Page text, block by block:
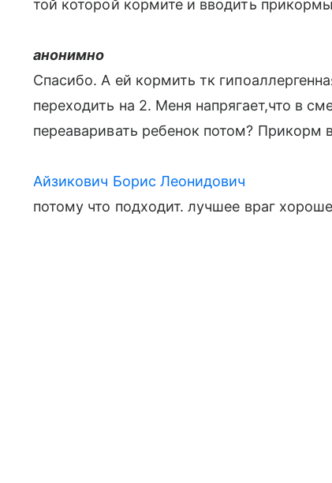
той которой кормите и вводить прикормы
анонимно
Спасибо. А ей кормить тк
переходить на 2. Меня напрягает,что в
переаваривать ребенок потом? Прикорм
Айзикович Борис Леонидович
потому что подходит. лучшее враг